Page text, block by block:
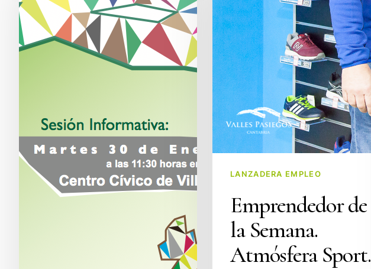
LANZADERA EMPLEO
Emprendedor de
la Semana.
Atmósfera Sport.
Lanzadera
de
Empleo
Pasiegos